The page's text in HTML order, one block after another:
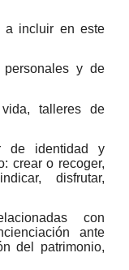
a incluir en este
personales y de
talleres de
de identidad y
crear o recoger,
disfrutar,
con
ante
del patrimonio,